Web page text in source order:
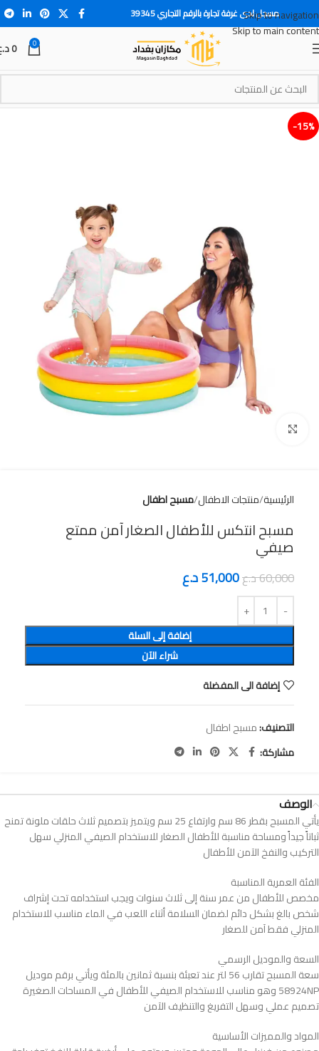
Skip to navigation
Skip to main content
مسجل لدى غرفة تجارة بالرقم التجاري 39345
0
0
15%-
الرئيسية منتجات الاطفال مسبح اطفال
مسبح انتكس للأطفال الصغار آمن ممتع
صيفي
60,000د.ع51,000د.ع
إضافة إلى السلة
شراء الآن
إضافة الى المفضلة
التصنيف:مسبح اطفال
مشاركة:
الوصف
يأتي المسبح بقطر 86 سم وارتفاع 25 سم ويتميز بتصميم ثلاث حلقات ملونة تمنح
ثباتاً جيداً ومساحة مناسبة للأطفال الصغار للاستخدام الصيفي المنزلي سهل
التركيب والنفخ الآمن للأطفال
الفئة العمرية المناسبة
مخصص للأطفال من عمر سنة إلى ثلاث سنوات ويجب استخدامه تحت إشراف
شخص بالغ بشكل دائم لضمان السلامة أثناء اللعب في الماء مناسب للاستخدام
المنزلي فقط آمن للصغار
السعة والموديل الرسمي
سعة المسبح تقارب 56 لتر عند تعبئة بنسبة ثمانين بالمئة ويأتي برقم موديل
58924NP وهو مناسب للاستخدام الصيفي للأطفال في المساحات الصغيرة
تصميم عملي وسهل التفريغ والتنظيف الآمن
المواد والمميزات الأساسية